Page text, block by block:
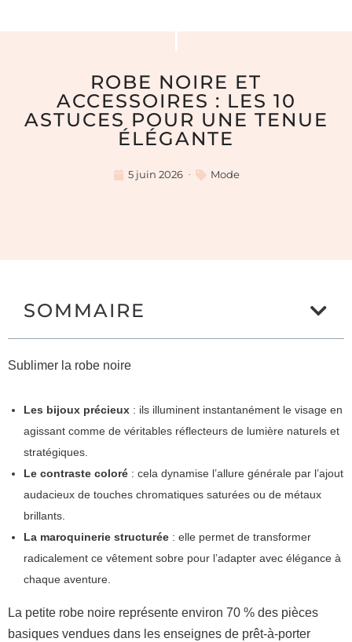
ROBE NOIRE ET
ACCESSOIRES : LES 10
ASTUCES POUR UNE TENUE
ÉLÉGANTE
5 juin 2026 Mode
SOMMAIRE
Sublimer la robe noire
Les bijoux précieux : ils illuminent instantanément le visage en
agissant comme de véritables réflecteurs de lumière naturels et
stratégiques.
Le contraste coloré : cela dynamise l’allure générale par l’ajout
audacieux de touches chromatiques saturées ou de métaux
brillants.
La maroquinerie structurée : elle permet de transformer
radicalement ce vêtement sobre pour l’adapter avec élégance à
chaque aventure.
La petite robe noire représente environ 70 % des pièces
basiques vendues dans les enseignes de prêt-à-porter